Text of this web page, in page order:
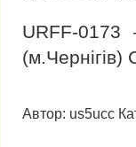
URFF-0173
(м.Чернігів)
Автор: us5ucc